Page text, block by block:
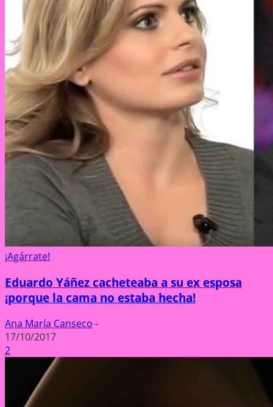
¡Agárrate!
Eduardo Yáñez cacheteaba a su ex esposa
¡porque la cama no estaba hecha!
Ana María Canseco -
17/10/2017
2